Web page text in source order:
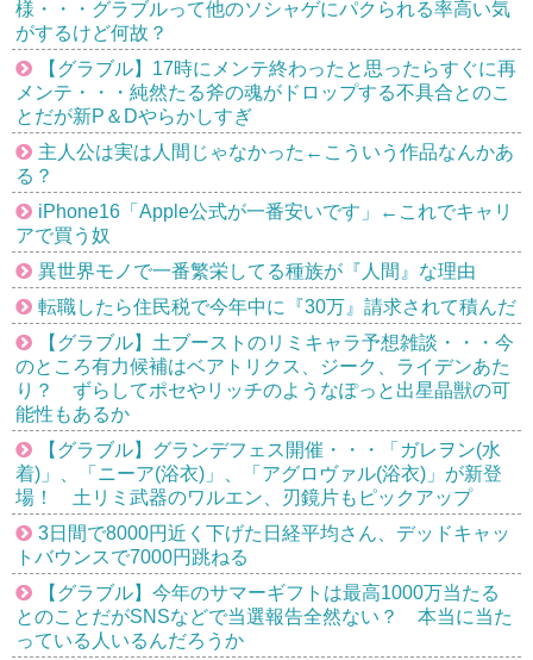
様・・・グラブルって他のソシャゲにパクられる率高い気
がするけど何故？
【グラブル】17時にメンテ終わったと思ったらすぐに再
メンテ・・・純然たる斧の魂がドロップする不具合とのこ
とだが新P＆Dやらかしすぎ
主人公は実は人間じゃなかった←こういう作品なんかあ
る？
iPhone16「Apple公式が一番安いです」←これでキャリ
アで買う奴
異世界モノで一番繁栄してる種族が『人間』な理由
転職したら住民税で今年中に『30万』請求されて積んだ
【グラブル】土ブーストのリミキャラ予想雑談・・・今
のところ有力候補はベアトリクス、ジーク、ライデンあた
り？ ずらしてポセやリッチのようなぽっと出星晶獣の可
能性もあるか
【グラブル】グランデフェス開催・・・「ガレヲン(水
着)」、「ニーア(浴衣)」、「アグロヴァル(浴衣)」が新登
場！ 土リミ武器のワルエン、刃鏡片もピックアップ
3日間で8000円近く下げた日経平均さん、デッドキャッ
トバウンスで7000円跳ねる
【グラブル】今年のサマーギフトは最高1000万当たる
とのことだがSNSなどで当選報告全然ない？ 本当に当た
っている人いるんだろうか